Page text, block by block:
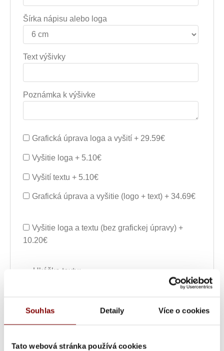
Souhlas Detaily Více o cookies
Tato webová stránka používá cookies
Šírka nápisu alebo loga
Text výšivky
Poznámka k výšivke
Grafická úprava loga a vyšití + 29.59€
Vyšitie loga + 5.10€
Vyšití textu + 5.10€
Grafická úprava a vyšitie (logo + text) + 34.69€
Vyšitie loga a textu (bez grafickej úpravy) +
10.20€
Ukážka textu:
26,94 ks
Vložiť do košíka s